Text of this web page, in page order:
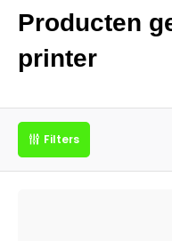
Producten
printer
Filters